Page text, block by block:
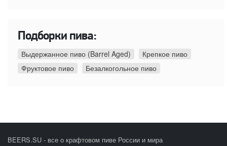
Подборки пива:
Выдержанное пиво (Barrel Aged)
Крепкое пиво
Фруктовое пиво
Безалкогольное пиво
BEERS.SU - все о крафтовом пиве России и мира